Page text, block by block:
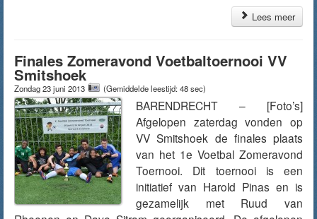
Lees meer
Finales Zomeravond Voetbaltoernooi VV
Smitshoek
Zondag 23 juni 2013 (Gemiddelde leestijd: 48 sec)
BARENDRECHT – [Foto’s]
Afgelopen zaterdag vonden op
VV Smitshoek de finales plaats
van het 1e Voetbal Zomeravond
Toernooi. Dit toernooi is een
initiatief van Harold Pinas en is
gezamelijk met Ruud van